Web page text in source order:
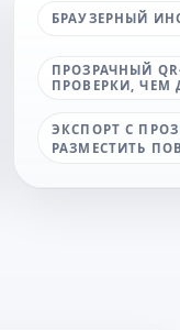
БРАУЗЕРНЫЙ
ПРОЗРАЧНЫЙ
ПРОВЕРКИ, ЧЕМ
ЭКСПОРТ С
РАЗМЕСТИТЬ